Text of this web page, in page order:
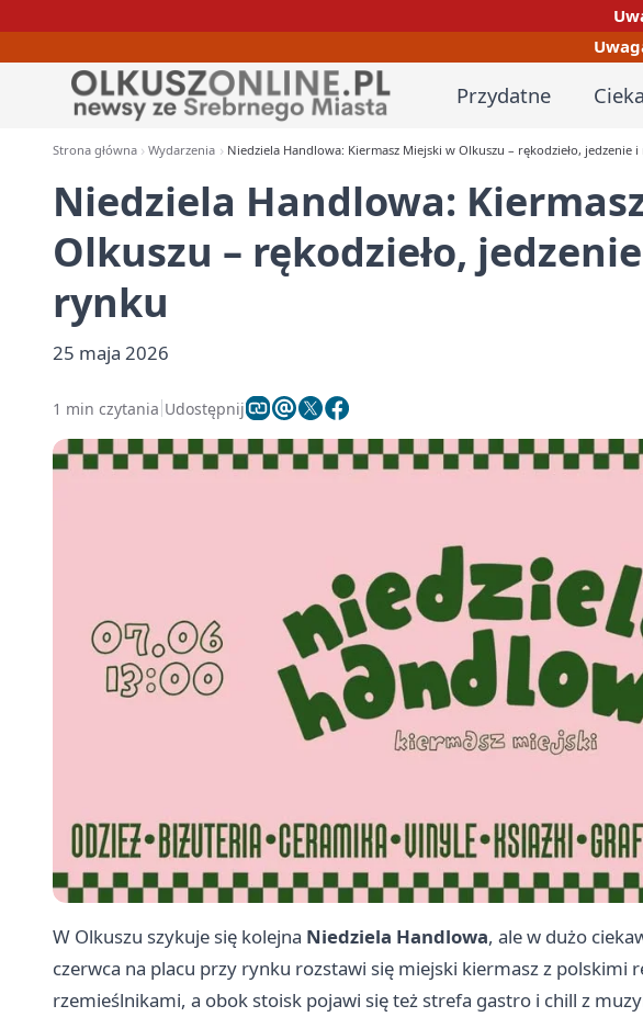
Przydatne
Strona główna Wydarzenia Niedziela Handlowa: Kiermasz Miejski w Olkuszu – rękodzieło, jedzenie
Niedziela Handlowa:
Olkuszu – rękodzieło,
rynku
25 maja 2026
1 min czytania Udostępnij
W Olkuszu szykuje się kolejna Niedziela Handlowa, ale w dużo
czerwca na placu przy rynku rozstawi się miejski kiermasz z polskimi
rzemieślnikami, a obok stoisk pojawi się też strefa gastro i chill z